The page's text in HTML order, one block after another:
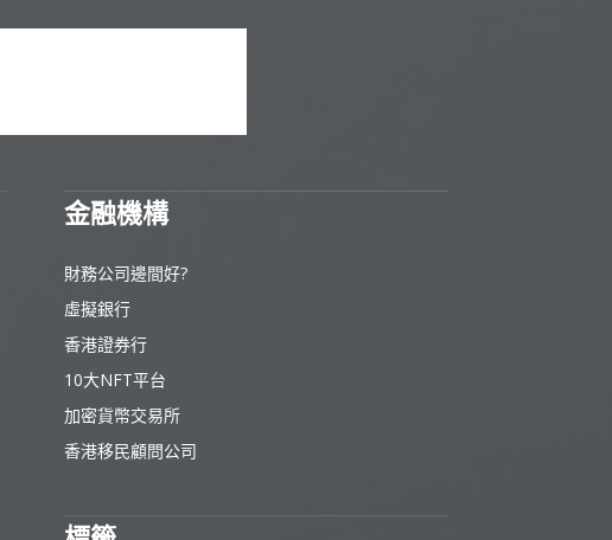
金融機構
財務公司邊間好?
虛擬銀行
香港證券行
10大NFT平台
加密貨幣交易所
香港移民顧問公司